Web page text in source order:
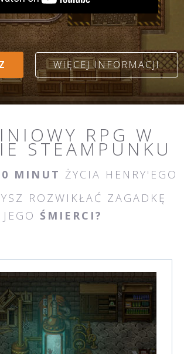
WIĘCEJ INFORMACJI
RPG W
STEAMPUNKU
MINUT ŻYCIA HENRY'EGO
ROZWIKŁAĆ ZAGADKĘ
JEGO ŚMIERCI?